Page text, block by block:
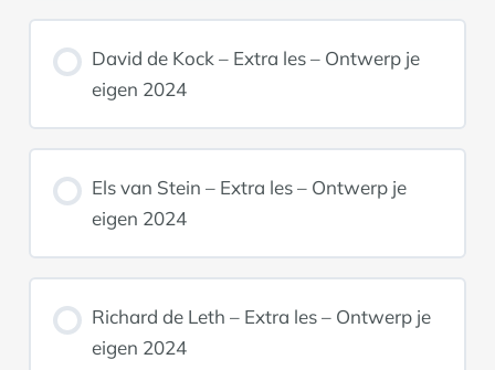
David de Kock – Extra les – Ontwerp je
eigen 2024
Els van Stein – Extra les – Ontwerp je
eigen 2024
Richard de Leth – Extra les – Ontwerp je
eigen 2024